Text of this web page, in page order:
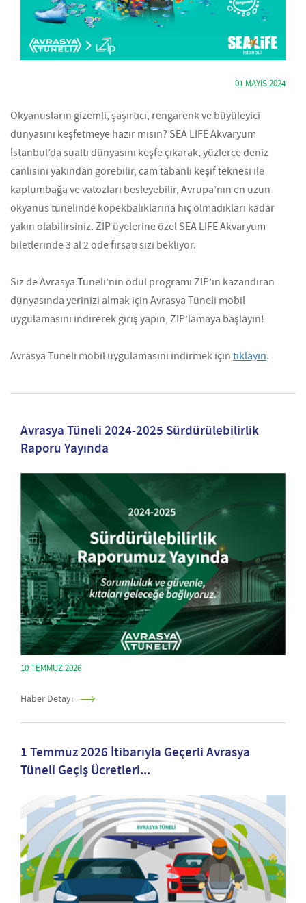
01 MAYIS 2024
Okyanusların gizemli, şaşırtıcı, rengarenk ve büyüleyici
dünyasını keşfetmeye hazır mısın? SEA LIFE Akvaryum
İstanbul’da sualtı dünyasını keşfe çıkarak, yüzlerce deniz
canlısını yakından görebilir, cam tabanlı keşif teknesi ile
kaplumbağa ve vatozları besleyebilir, Avrupa’nın en uzun
okyanus tünelinde köpekbalıklarına hiç olmadıkları kadar
yakın olabilirsiniz. ZIP üyelerine özel SEA LIFE Akvaryum
biletlerinde 3 al 2 öde fırsatı sizi bekliyor.
Siz de Avrasya Tüneli’nin ödül programı ZIP’ın kazandıran
dünyasında yerinizi almak için Avrasya Tüneli mobil
uygulamasını indirerek giriş yapın, ZIP’lamaya başlayın!
Avrasya Tüneli mobil uygulamasını indirmek için tıklayın.
Avrasya Tüneli 2024-2025 Sürdürülebilirlik
Raporu Yayında
10 TEMMUZ 2026
Haber Detayı
1 Temmuz 2026 İtibarıyla Geçerli Avrasya
Tüneli Geçiş Ücretleri...